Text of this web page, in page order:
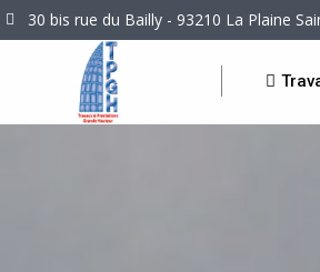
30 bis rue du Bailly - 93210 La Plaine